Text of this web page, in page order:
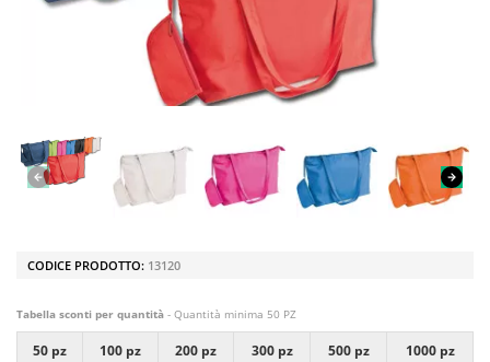
CODICE PRODOTTO: 13120
Tabella sconti per quantità - Quantità minima 50 PZ
50 pz 100 pz 200 pz 300 pz 500 pz
1000 pz